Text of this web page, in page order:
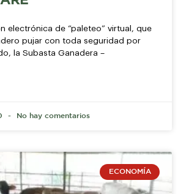
electrónica de “paleteo” virtual, que
pujar con toda seguridad por
la Subasta Ganadera –
No hay comentarios
ECONOMÍA